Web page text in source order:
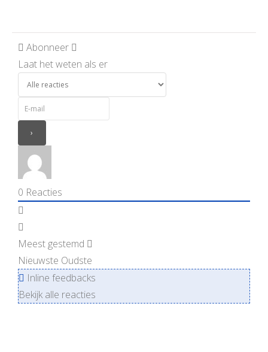
Abonneer
Laat het weten als er
0 Reacties
Meest gestemd
Nieuwste Oudste
Inline feedbacks
Bekijk alle reacties